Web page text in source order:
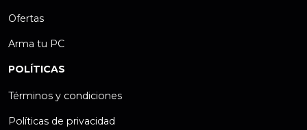
Ofertas
Arma tu PC
POLÍTICAS
Términos y condiciones
Políticas de privacidad